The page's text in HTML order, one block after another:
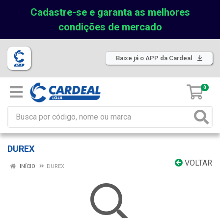
Cadastre-se e garanta as melhores
condições de mercado
Baixe já o APP da Cardeal
0
DUREX
VOLTAR
INÍCIO DUREX